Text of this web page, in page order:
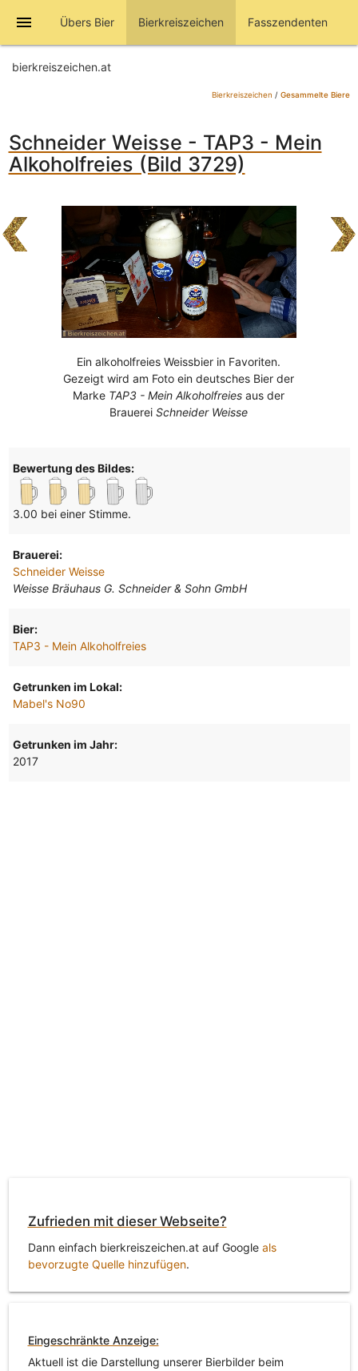
menu Übers Bier Bierkreiszeichen Fasszendenten
bierkreiszeichen.at
Bierkreiszeichen / Gesammelte Biere
Schneider Weisse - TAP3 - Mein
Alkoholfreies (Bild 3729)
Ein alkoholfreies Weissbier in Favoriten.
Gezeigt wird am Foto ein deutsches Bier der
Marke TAP3 - Mein Alkoholfreies aus der
BrauereiSchneider Weisse
Bewertung des Bildes:
3.00 bei einer Stimme.
Brauerei:
Schneider Weisse
Weisse Bräuhaus G. Schneider & Sohn GmbH
Bier:
TAP3 - Mein Alkoholfreies
Getrunken im Lokal:
Mabel's No90
Getrunken im Jahr:
2017
Zufrieden mit dieser Webseite?
Dann einfach bierkreiszeichen.at auf Google als
bevorzugte Quelle hinzufügen.
Eingeschränkte Anzeige:
Aktuell ist die Darstellung unserer Bierbilder beim